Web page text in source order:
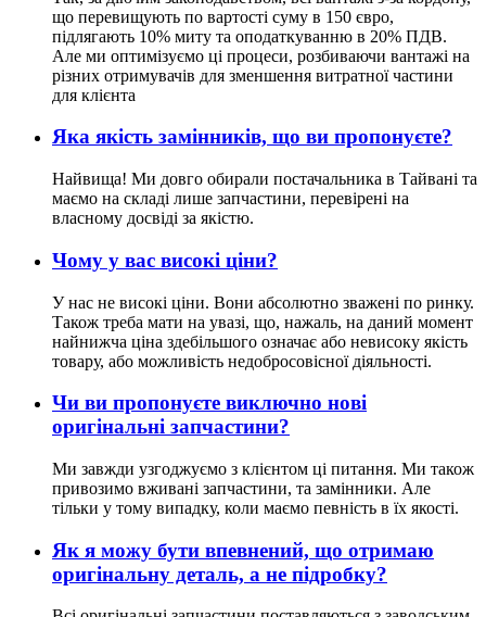
що перевищують по вартості суму в 150 євро,
підлягають 10% миту та оподаткуванню в 20% ПДВ.
Але ми оптимізуємо ці процеси, розбиваючи вантажі на
різних отримувачів для зменшення витратної частини
для клієнта
Яка якість замінників, що ви пропонуєте?
Найвища! Ми довго обирали постачальника в Тайвані та
маємо на складі лише запчастини, перевірені на
власному досвіді за якістю.
Чому у вас високі ціни?
У нас не високі ціни. Вони абсолютно зважені по ринку.
Також треба мати на увазі, що, нажаль, на даний момент
найнижча ціна здебільшого означає або невисоку якість
товару, або можливість недобросовісної діяльності.
Чи ви пропонуєте виключно нові
оригінальні запчастини?
Ми завжди узгоджуємо з клієнтом ці питання. Ми також
привозимо вживані запчастини, та замінники. Але
тільки у тому випадку, коли маємо певність в їх якості.
Як я можу бути впевнений, що отримаю
оригінальну деталь, а не підробку?